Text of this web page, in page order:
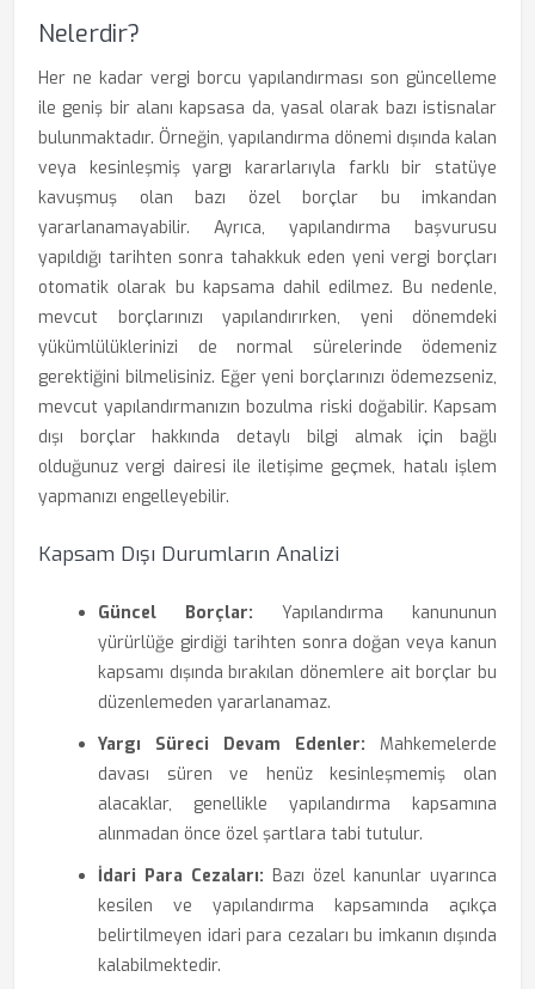
Nelerdir?
Her ne kadar vergi borcu yapılandırması son güncelleme
ile geniş bir alanı kapsasa da, yasal olarak bazı istisnalar
bulunmaktadır. Örneğin, yapılandırma dönemi dışında kalan
veya kesinleşmiş yargı kararlarıyla farklı bir statüye
kavuşmuş olan bazı özel borçlar bu imkandan
yararlanamayabilir. Ayrıca, yapılandırma başvurusu
yapıldığı tarihten sonra tahakkuk eden yeni vergi borçları
otomatik olarak bu kapsama dahil edilmez. Bu nedenle,
mevcut borçlarınızı yapılandırırken, yeni dönemdeki
yükümlülüklerinizi de normal sürelerinde ödemeniz
gerektiğini bilmelisiniz. Eğer yeni borçlarınızı ödemezseniz,
mevcut yapılandırmanızın bozulma riski doğabilir. Kapsam
dışı borçlar hakkında detaylı bilgi almak için bağlı
olduğunuz vergi dairesi ile iletişime geçmek, hatalı işlem
yapmanızı engelleyebilir.
Kapsam Dışı Durumların Analizi
Güncel Borçlar: Yapılandırma kanununun
yürürlüğe girdiği tarihten sonra doğan veya kanun
kapsamı dışında bırakılan dönemlere ait borçlar bu
düzenlemeden yararlanamaz.
Yargı Süreci Devam Edenler: Mahkemelerde
davası süren ve henüz kesinleşmemiş olan
alacaklar, genellikle yapılandırma kapsamına
alınmadan önce özel şartlara tabi tutulur.
İdari Para Cezaları: Bazı özel kanunlar uyarınca
kesilen ve yapılandırma kapsamında açıkça
belirtilmeyen idari para cezaları bu imkanın dışında
kalabilmektedir.